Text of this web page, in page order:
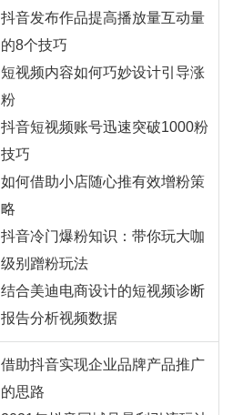
抖音发布作品提高播放量互动量
的8个技巧
短视频内容如何巧妙设计引导涨
粉
抖音短视频账号迅速突破1000粉
技巧
如何借助小店随心推有效增粉策
略
抖音冷门爆粉知识：带你玩大咖
级别蹭粉玩法
结合美迪电商设计的短视频诊断
报告分析视频数据
借助抖音实现企业品牌产品推广
的思路